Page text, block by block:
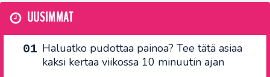
UUSIMMAT
Haluatko pudottaa painoa? Tee tätä asiaa
kaksi kertaa viikossa 10 minuutin ajan